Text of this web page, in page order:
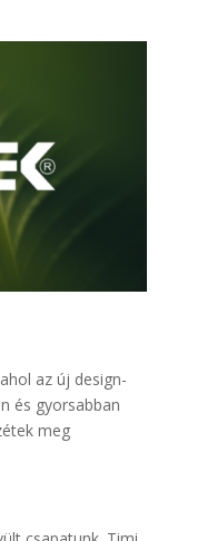
az új design-
és gyorsabban
meg